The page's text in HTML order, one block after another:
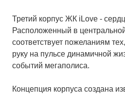
Третий корпус ЖК iLove -
Расположенный в
соответствует пожеланиям
руку на пульсе динамичной
событий мегаполиса.
Концепция корпуса создана